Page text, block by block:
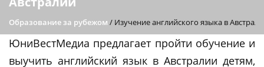
Образование за рубежом / Изучение английского языка в
ЮниВестМедиа предлагает пройти обучение и
выучить английский язык в Австралии детям,